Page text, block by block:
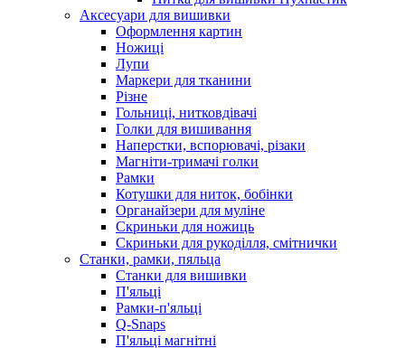
Аксесуари для вишивки
Оформлення картин
Ножиці
Лупи
Маркери для тканини
Різне
Гольниці, нитковдівачі
Голки для вишивання
Наперстки, вспорювачі, різаки
Магніти-тримачі голки
Рамки
Котушки для ниток, бобінки
Органайзери для муліне
Скриньки для ножиць
Скриньки для рукоділля, смітнички
Станки, рамки, пяльца
Станки для вишивки
П'яльці
Рамки-п'яльці
Q-Snaps
П'яльці магнітні